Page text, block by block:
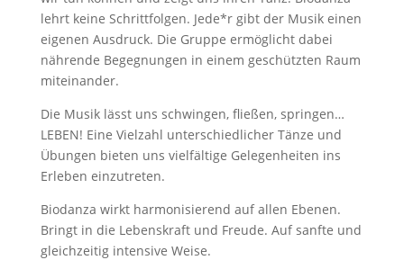
lehrt keine Schrittfolgen. Jede*r gibt der Musik einen
eigenen Ausdruck. Die Gruppe ermöglicht dabei
nährende Begegnungen in einem geschützten Raum
miteinander.
Die Musik lässt uns schwingen, fließen, springen…
LEBEN! Eine Vielzahl unterschiedlicher Tänze und
Übungen bieten uns vielfältige Gelegenheiten ins
Erleben einzutreten.
Biodanza wirkt harmonisierend auf allen Ebenen.
Bringt in die Lebenskraft und Freude. Auf sanfte und
gleichzeitig intensive Weise.